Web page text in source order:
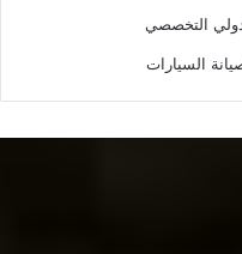
التخصصي
السيارات